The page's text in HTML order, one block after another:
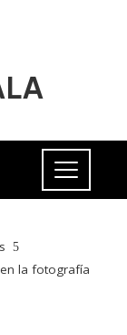
la fotografía